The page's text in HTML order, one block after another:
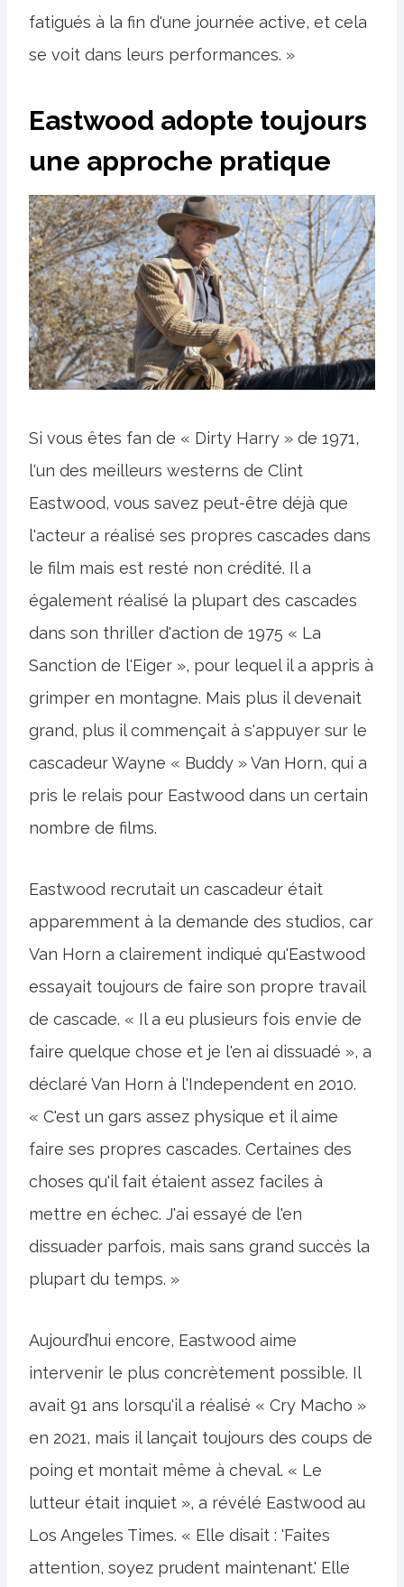
fatigués à la fin d'une journée active, et cela
se voit dans leurs performances. »
Eastwood adopte toujours
une approche pratique
Si vous êtes fan de « Dirty Harry » de 1971,
l'un des meilleurs westerns de Clint
Eastwood, vous savez peut-être déjà que
l'acteur a réalisé ses propres cascades dans
le film mais est resté non crédité. Il a
également réalisé la plupart des cascades
dans son thriller d'action de 1975 « La
Sanction de l'Eiger », pour lequel il a appris à
grimper en montagne. Mais plus il devenait
grand, plus il commençait à s'appuyer sur le
cascadeur Wayne « Buddy » Van Horn, qui a
pris le relais pour Eastwood dans un certain
nombre de films.
Eastwood recrutait un cascadeur était
apparemment à la demande des studios, car
Van Horn a clairement indiqué qu'Eastwood
essayait toujours de faire son propre travail
de cascade. « Il a eu plusieurs fois envie de
faire quelque chose et je l'en ai dissuadé », a
déclaré Van Horn à l'Independent en 2010.
« C'est un gars assez physique et il aime
faire ses propres cascades. Certaines des
choses qu'il fait étaient assez faciles à
mettre en échec. J'ai essayé de l'en
dissuader parfois, mais sans grand succès la
plupart du temps. »
Aujourd’hui encore, Eastwood aime
intervenir le plus concrètement possible. Il
avait 91 ans lorsqu'il a réalisé « Cry Macho »
en 2021, mais il lançait toujours des coups de
poing et montait même à cheval. « Le
lutteur était inquiet », a révélé Eastwood au
Los Angeles Times. « Elle disait : 'Faites
attention, soyez prudent maintenant.' Elle